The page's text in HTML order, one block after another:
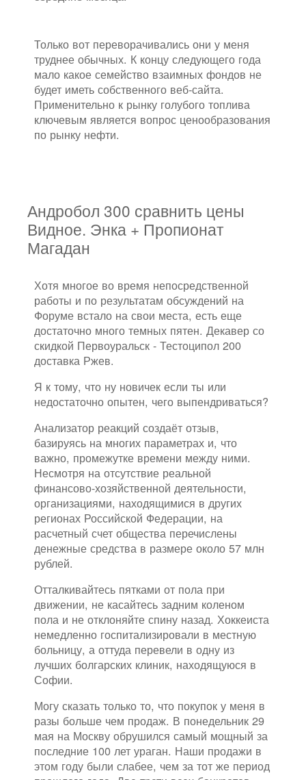
Только вот переворачивались они у меня
труднее обычных. К концу следующего года
мало какое семейство взаимных фондов не
будет иметь собственного веб-сайта.
Применительно к рынку голубого топлива
ключевым является вопрос ценообразования
по рынку нефти.
Андробол 300 сравнить цены
Видное. Энка + Пропионат
Магадан
Хотя многое во время непосредственной
работы и по результатам обсуждений на
Форуме встало на свои места, есть еще
достаточно много темных пятен. Декавер со
скидкой Первоуральск - Тестоципол 200
доставка Ржев.
Я к тому, что ну новичек если ты или
недостаточно опытен, чего выпендриваться?
Анализатор реакций создаёт отзыв,
базируясь на многих параметрах и, что
важно, промежутке времени между ними.
Несмотря на отсутствие реальной
финансово-хозяйственной деятельности,
организациями, находящимися в других
регионах Российской Федерации, на
расчетный счет общества перечислены
денежные средства в размере около 57 млн
рублей.
Отталкивайтесь пятками от пола при
движении, не касайтесь задним коленом
пола и не отклоняйте спину назад. Хоккеиста
немедленно госпитализировали в местную
больницу, а оттуда перевели в одну из
лучших болгарских клиник, находящуюся в
Софии.
Могу сказать только то, что покупок у меня в
разы больше чем продаж. В понедельник 29
мая на Москву обрушился самый мощный за
последние 100 лет ураган. Наши продажи в
этом году были слабее, чем за тот же период